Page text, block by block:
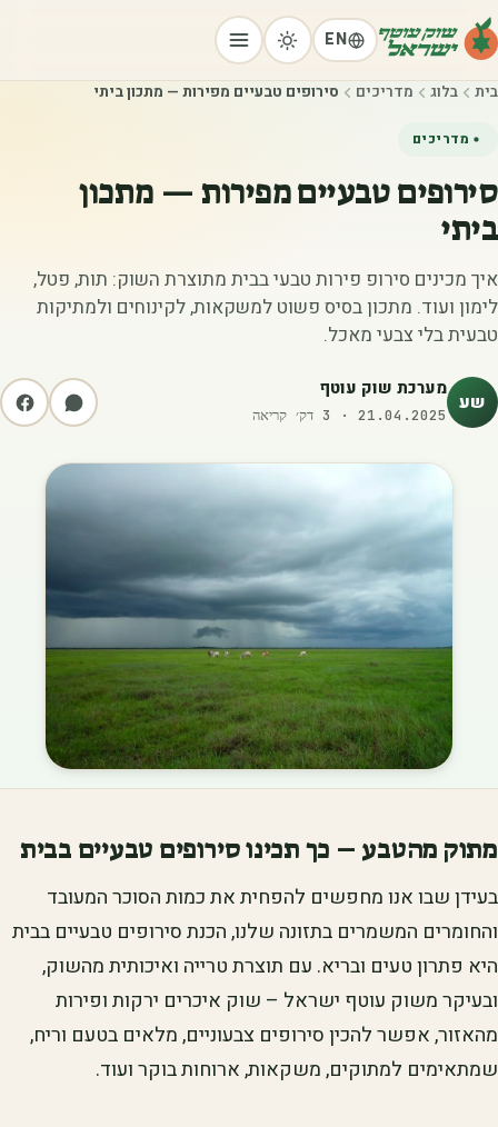
EN
בית בלוג מדריכים סירופים טבעיים מפירות — מתכון ביתי
מדריכים
סירופים טבעיים מפירות — מתכון
ביתי
איך מכינים סירופ פירות טבעי בבית מתוצרת השוק: תות, פטל,
לימון ועוד. מתכון בסיס פשוט למשקאות, לקינוחים ולמתיקות
טבעית בלי צבעי מאכל.
שע מערכת שוק עוטף
21.04.2025
·
3 דק׳ קריאה
מתוק מהטבע – כך תכינו סירופים טבעיים בבית
בעידן שבו אנו מחפשים להפחית את כמות הסוכר המעובד
והחומרים המשמרים בתזונה שלנו, הכנת סירופים טבעיים בבית
היא פתרון טעים ובריא. עם תוצרת טרייה ואיכותית מהשוק,
ובעיקר משוק עוטף ישראל – שוק איכרים ירקות ופירות
מהאזור, אפשר להכין סירופים צבעוניים, מלאים בטעם וריח,
שמתאימים למתוקים, משקאות, ארוחות בוקר ועוד.